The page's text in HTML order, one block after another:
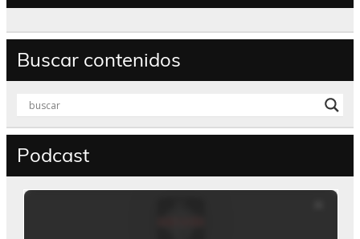
Buscar contenidos
Podcast